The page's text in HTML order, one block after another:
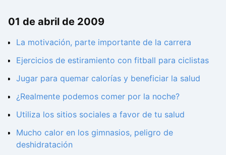
01 de abril de 2009
La motivación, parte importante de la carrera
Ejercicios de estiramiento con fitball para ciclistas
Jugar para quemar calorías y beneficiar la salud
¿Realmente podemos comer por la noche?
Utiliza los sitios sociales a favor de tu salud
Mucho calor en los gimnasios, peligro de
deshidratación